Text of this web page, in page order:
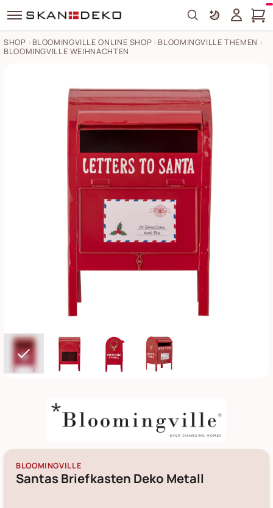
Search
SHOP BLOOMINGVILLE ONLINE SHOP
BLOOMINGVILLE THEMEN
BLOOMINGVILLE WEIHNACHTEN
BLOOMINGVILLE
Santas Briefkasten Deko Metall